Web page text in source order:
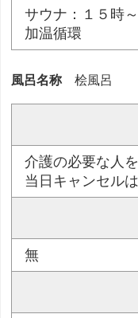
サウナ：１５時
加温循環
風呂名称 桧風呂
介護の必要な人
当日キャンセル
無